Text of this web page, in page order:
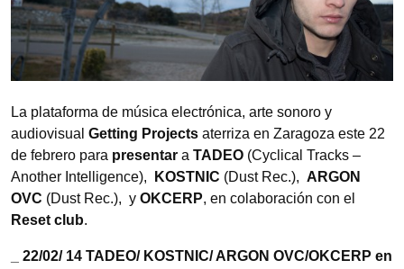
La plataforma de música electrónica, arte sonoro y
audiovisual Getting Projects aterriza en Zaragoza este 22
de febrero para presentar a TADEO (Cyclical Tracks –
Another Intelligence),
KOSTNIC (Dust Rec.), ARGON
OVC (Dust Rec.), y OKCERP, en colaboración con el
Reset club.
_ 22/02/ 14 TADEO/ KOSTNIC/ ARGON OVC/OKCERP en